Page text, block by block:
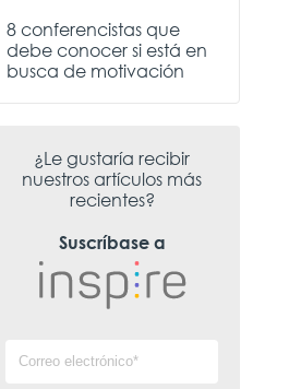
8 conferencistas que
debe conocer si está en
busca de motivación
¿Le gustaría recibir
nuestros artículos más
recientes?
Suscríbase a